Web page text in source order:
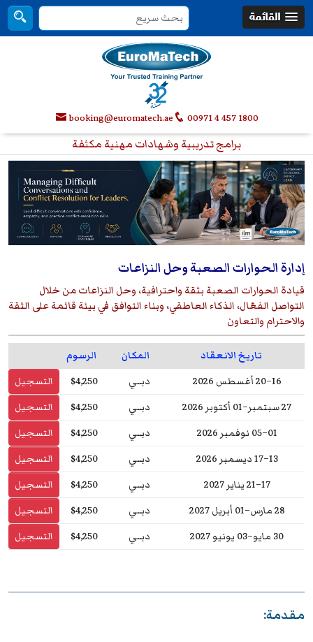
00971 4 457 1800
booking@euromatech.ae
برامج تدريبية وشهادات مهنية مكثفة
إدارة الحوارات الصعبة وحل النزاعات
قيادة الحوارات الصعبة بثقة واحترافية، وحل النزاعات من خلال
التواصل الفعّال، الذكاء العاطفي، وبناء التوافق في بيئة قائمة على الثقة
والاحترام والتعاون
تاريخ الانعقاد المكان
الرسوم
16–20 أغسطس 2026
دبــي $4,250
التسجيل
27 سبتمبر–01 أكتوبر 2026
دبــي $4,250
التسجيل
01–05 نوفمبر 2026
دبــي $4,250
التسجيل
13–17 ديسمبر 2026
دبــي $4,250
التسجيل
17–21 يناير 2027
دبــي $4,250
التسجيل
28 مارس–01 أبريل 2027
دبــي $4,250
التسجيل
30 مايو–03 يونيو 2027
دبــي $4,250 التسجيل
مقدمة: